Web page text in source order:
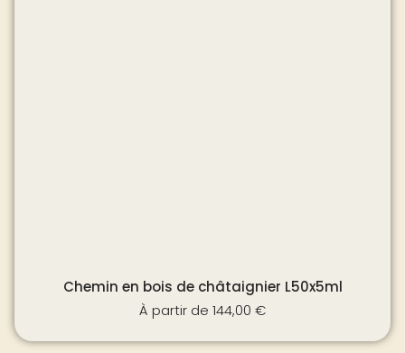
Chemin en bois de châtaignier L50x5ml
À partir de 144,00 €